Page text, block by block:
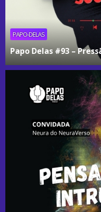
PAPO-DELAS
Papo Delas #93 –